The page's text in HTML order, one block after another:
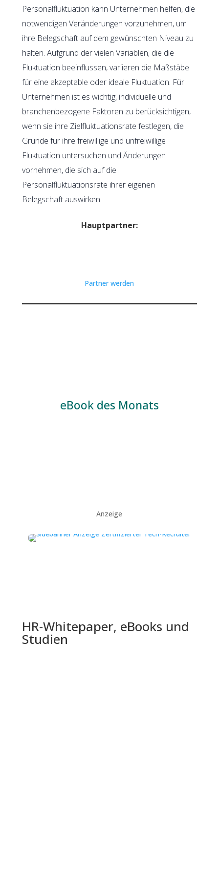
Personalfluktuation kann Unternehmen helfen, die
notwendigen Veränderungen vorzunehmen, um
ihre Belegschaft auf dem gewünschten Niveau zu
halten. Aufgrund der vielen Variablen, die die
Fluktuation beeinflussen, variieren die Maßstäbe
für eine akzeptable oder ideale Fluktuation. Für
Unternehmen ist es wichtig, individuelle und
branchenbezogene Faktoren zu berücksichtigen,
wenn sie ihre Zielfluktuationsrate festlegen, die
Gründe für ihre freiwillige und unfreiwillige
Fluktuation untersuchen und Änderungen
vornehmen, die sich auf die
Personalfluktuationsrate ihrer eigenen
Belegschaft auswirken.
Hauptpartner:
Partner werden
eBook des Monats
Anzeige
HR-Whitepaper, eBooks und
Studien